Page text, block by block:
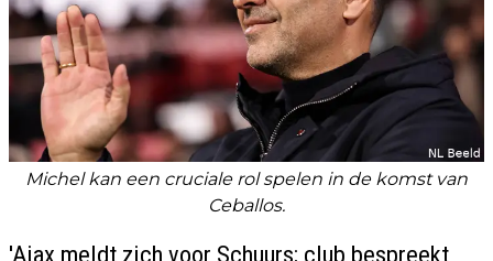
Michel kan een cruciale rol spelen in de komst van
Ceballos.
'Ajax meldt zich voor Schuurs; club bespreekt